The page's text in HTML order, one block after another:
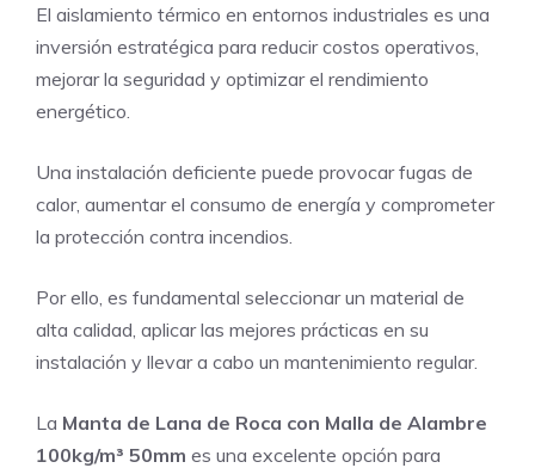
El aislamiento térmico en entornos industriales es una
inversión estratégica para reducir costos operativos,
mejorar la seguridad y optimizar el rendimiento
energético.
Una instalación deficiente puede provocar fugas de
calor, aumentar el consumo de energía y comprometer
la protección contra incendios.
Por ello, es fundamental seleccionar un material de
alta calidad, aplicar las mejores prácticas en su
instalación y llevar a cabo un mantenimiento regular.
La Manta de Lana de Roca con Malla de Alambre
100kg/m³ 50mm es una excelente opción para